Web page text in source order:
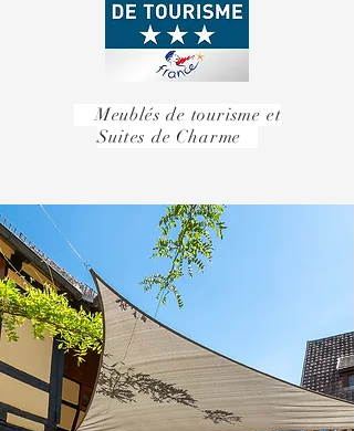
Meublés de tourisme et
Suites de Charme